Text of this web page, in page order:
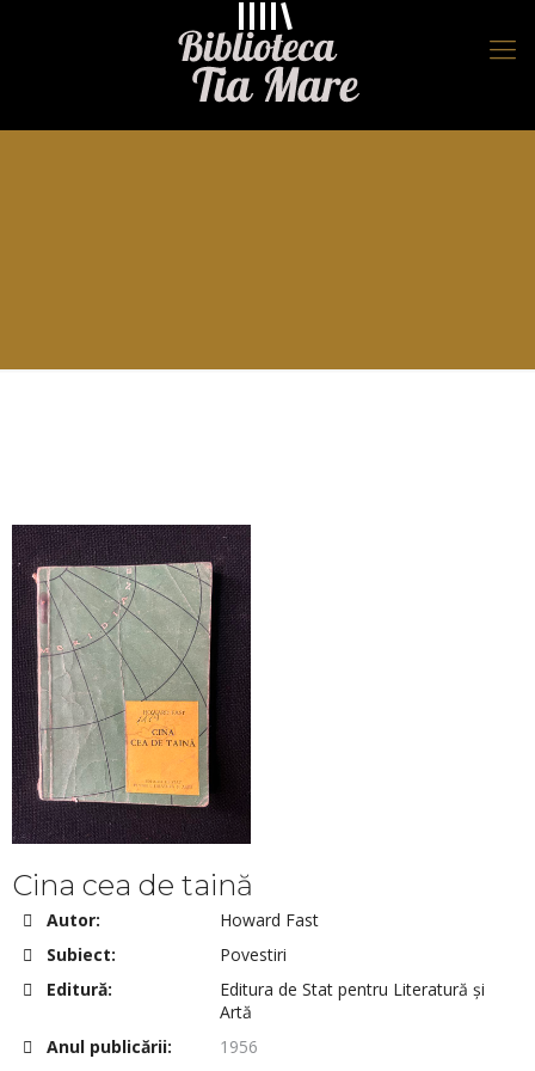
Cina cea de taină
Autor:
Howard Fast
Subiect:
Povestiri
Editură:
Editura de Stat pentru Literatură și
Artă
Anul publicării:
1956